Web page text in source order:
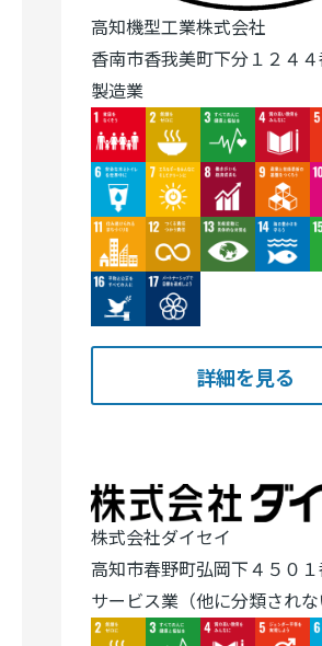
高知機型工業株式会社
香南市香我美町下分１２４４
製造業
Image
Image Image Image
Image Image Image Image
Image Image Image Image
Image Image
詳細を見る
株式会社ダイセイ
高知市春野町弘岡下４５０１
サービス業（他に分類されな
Image
Image Image Image